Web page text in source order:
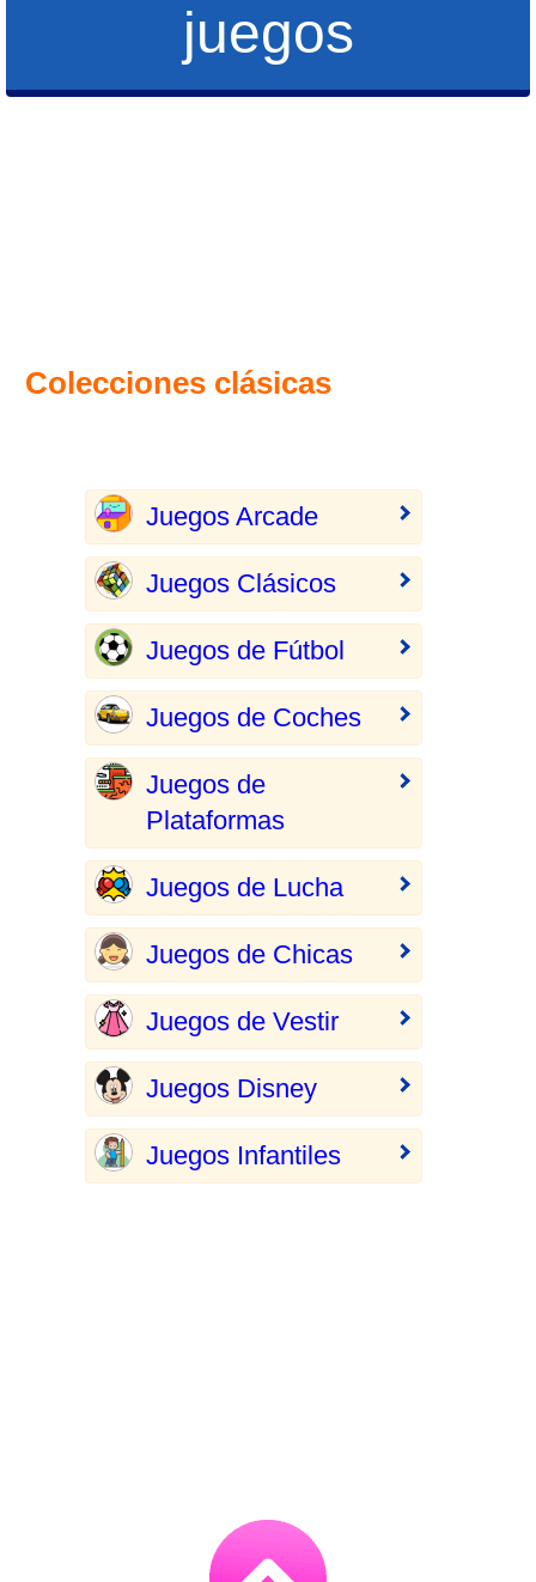
juegos
Colecciones clásicas
Juegos Arcade
Juegos Clásicos
Juegos de Fútbol
Juegos de Coches
Juegos de
Plataformas
Juegos de Lucha
Juegos de Chicas
Juegos de Vestir
Juegos Disney
Juegos Infantiles